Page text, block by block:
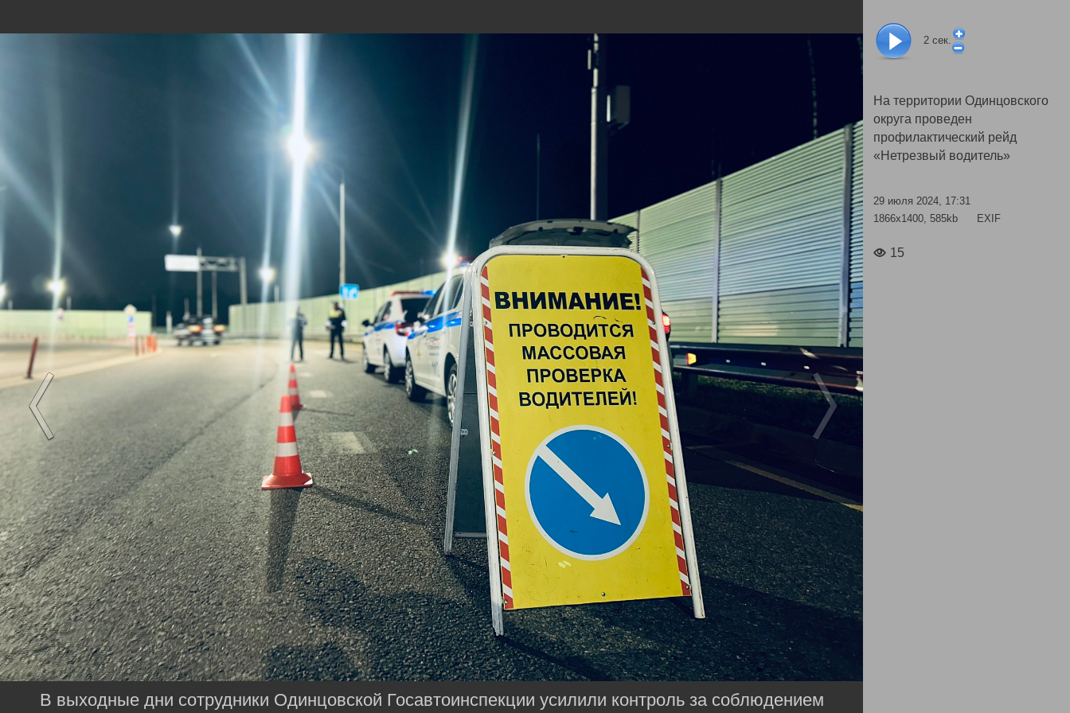
2 сек.
На территории Одинцовского
округа проведен
профилактический рейд
«Нетрезвый водитель»
29 июля 2024, 17:31
1866x1400, 585kb
EXIF
15
В выходные дни сотрудники Одинцовской Госавтоинспекции усилили контроль за соблюдением